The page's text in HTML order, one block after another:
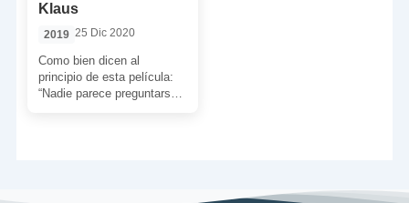
Klaus
2019 25 Dic 2020
Como bien dicen al
principio de esta película:
“Nadie parece preguntarse